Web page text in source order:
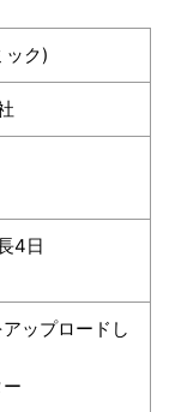
ック)
4日
ップロードし